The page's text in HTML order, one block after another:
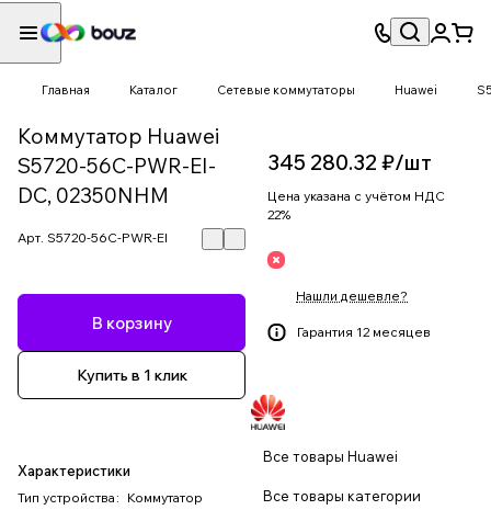
Главная Каталог Сетевые коммутаторы Huawei
Коммутатор Huawei
S5720-56C-PWR-EI-
DC, 02350NHM
Арт. S5720-56C-PWR-EI
В корзину
Купить в 1 клик
Характеристики
Тип устройства : Коммутатор
345 280.32 ₽/шт
Цена указана с учётом НДС
22%
Нашли дешевле?
Гарантия 12 месяцев
Все товары Huawei
Все товары категории